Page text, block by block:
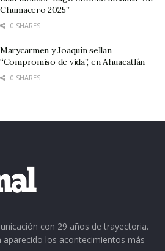
Chumacero 2025”
0 SHARES
Marycarmen y Joaquín sellan
“Compromiso de vida”, en Ahuacatlán
0 SHARES
con 29 años de trayectoria.
aparecido los acontecimientos más